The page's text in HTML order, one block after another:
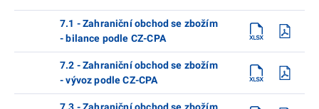
7.1 - Zahraniční obchod se zbožím
- bilance podle CZ-CPA
7.2 - Zahraniční obchod se zbožím
- vývoz podle CZ-CPA
7.3 - Zahraniční obchod se zbožím